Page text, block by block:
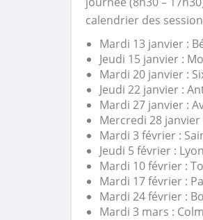
calendrier des
Mardi 13 janvier :
Jeudi 15 janvier :
Mardi 20 janvier :
Jeudi 22 janvier :
Mardi 27 janvier :
Mercredi 28 janvier
Mardi 3 février :
Jeudi 5 février :
Mardi 10 février :
Mardi 17 février :
Mardi 24 février :
Mardi 3 mars :